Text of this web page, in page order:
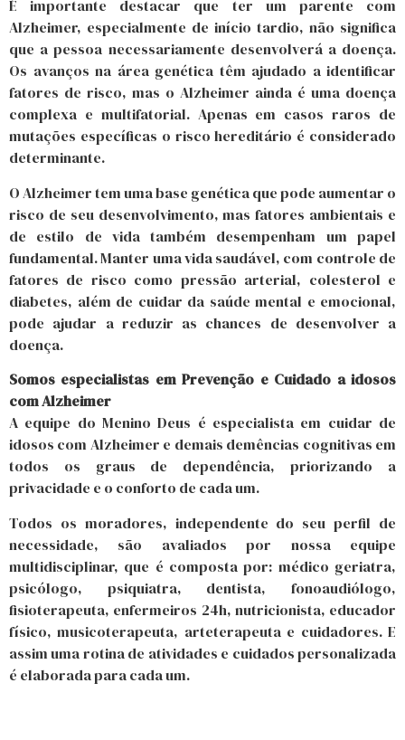
É importante destacar que ter um parente com
Alzheimer, especialmente de início tardio, não significa
que a pessoa necessariamente desenvolverá a doença.
Os avanços na área genética têm ajudado a identificar
fatores de risco, mas o Alzheimer ainda é uma doença
complexa e multifatorial. Apenas em casos raros de
mutações específicas o risco hereditário é considerado
determinante.
O Alzheimer tem uma base genética que pode aumentar o
risco de seu desenvolvimento, mas fatores ambientais e
de estilo de vida também desempenham um papel
fundamental. Manter uma vida saudável, com controle de
fatores de risco como pressão arterial, colesterol e
diabetes, além de cuidar da saúde mental e emocional,
pode ajudar a reduzir as chances de desenvolver a
doença.
Somos especialistas em Prevenção e Cuidado a idosos
com Alzheimer
A equipe do Menino Deus é especialista em cuidar de
idosos com Alzheimer e demais demências cognitivas em
todos os graus de dependência, priorizando a
privacidade e o conforto de cada um.
Todos os moradores, independente do seu perfil de
necessidade, são avaliados por nossa equipe
multidisciplinar, que é composta por: médico geriatra,
psicólogo, psiquiatra, dentista, fonoaudiólogo,
fisioterapeuta, enfermeiros 24h, nutricionista, educador
físico, musicoterapeuta, arteterapeuta e cuidadores. E
assim uma rotina de atividades e cuidados personalizada
é elaborada para cada um.